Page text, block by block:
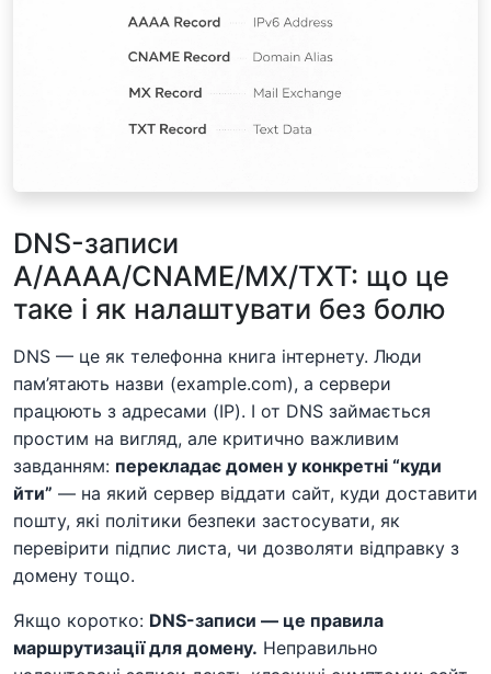
DNS-записи
A/AAAA/CNAME/MX/TXT: що це
таке і як налаштувати без болю
DNS — це як телефонна книга інтернету. Люди
пам’ятають назви (example.com), а сервери
працюють з адресами (IP). І от DNS займається
простим на вигляд, але критично важливим
завданням: перекладає домен у конкретні “куди
йти” — на який сервер віддати сайт, куди доставити
пошту, які політики безпеки застосувати, як
перевірити підпис листа, чи дозволяти відправку з
домену тощо.
Якщо коротко: DNS-записи — це правила
маршрутизації для домену. Неправильно